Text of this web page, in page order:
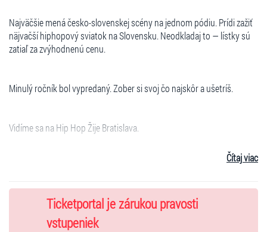
Najväčšie mená česko-slovenskej scény na jednom pódiu. Prídi zažiť
näjvačší hiphopový sviatok na Slovensku. Neodkladaj to — lístky sú
zatiaľ za zvýhodnenú cenu.
Minulý ročník bol vypredaný. Zober si svoj čo najskôr a ušetríš.
Vidíme sa na Hip Hop Žije Bratislava.
RIKAS, PIL C, NIK TENDO, RAPHAEL, PTK, MAJK SPIRIT, TINA,
ASTRALKID22, FRAYER FLEXKING, RADIKAL CHEF, MARKO DAMIAN,
H16, ZVERINA & SHOMI, L.U.Z.A., MIKY MORA, MOJA REČ, STRAPO &
BITMAN, KALI, SHIMMI, HARD RICO, DAME & SMART
Čítaj viac
Ticketportal je zárukou pravosti
vstupeniek